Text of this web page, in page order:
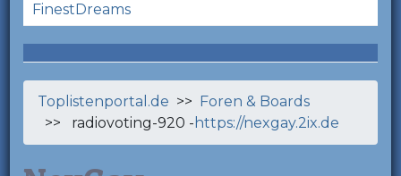
FinestDreams
Toplistenportal.de >>
Foren & Boards
>> radiovoting-920 - https://nexgay.2ix.de